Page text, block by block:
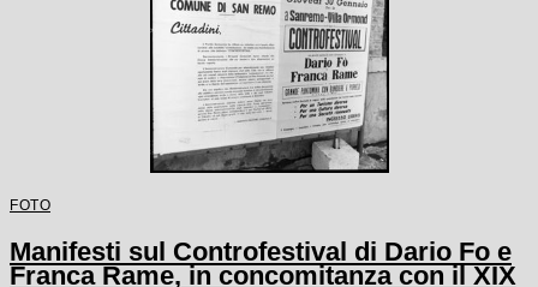
FOTO
Manifesti sul Controfestival di Dario Fo e
Franca Rame, in concomitanza con il XIX